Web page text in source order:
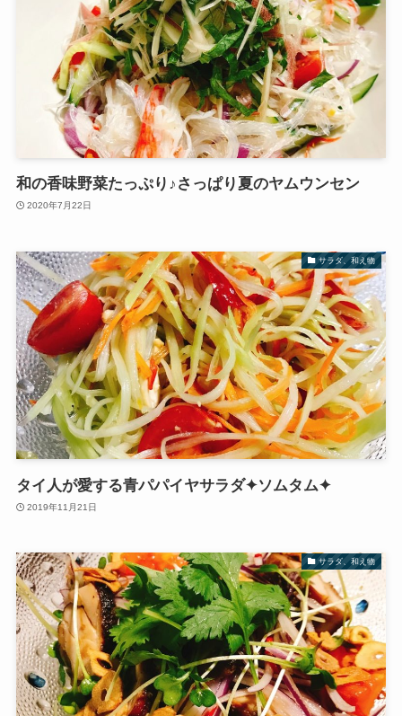
和の香味野菜たっぷり♪さっぱり夏のヤムウンセン
2020年7月22日
サラダ、和え物
タイ人が愛する青パパイヤサラダ✦ソムタム✦
2019年11月21日
サラダ、和え物